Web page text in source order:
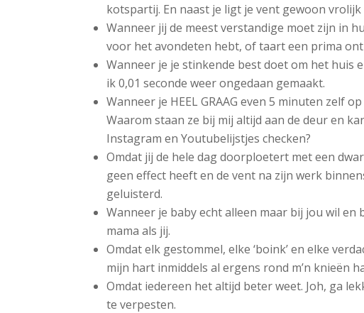
kotspartij. En naast je ligt je vent gewoon
Wanneer jij de meest verstandige moet zijn in
voor het avondeten hebt, of taart een prima
Wanneer je je stinkende best doet om het
ik 0,01 seconde weer ongedaan gemaakt.
Wanneer je HEEL GRAAG even 5 minuten zelf
Waarom staan ze bij mij altijd aan de deur en
Instagram en Youtubelijstjes checken?
Omdat jij de hele dag doorploetert met een
geen effect heeft en de vent na zijn werk
geluisterd.
Wanneer je baby echt alleen maar bij jou wil
mama als jij.
Omdat elk gestommel, elke ‘boink’ en elke
mijn hart inmiddels al ergens rond m’n knieën
Omdat iedereen het altijd beter weet. Joh, ga
te verpesten.